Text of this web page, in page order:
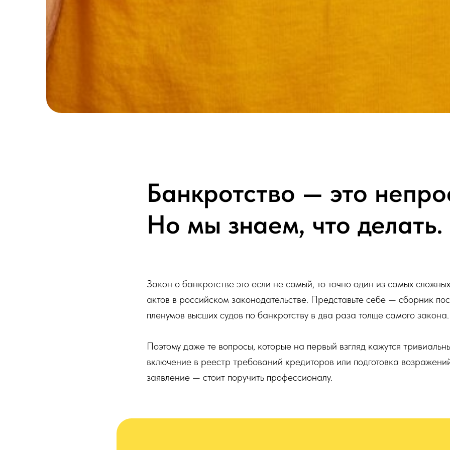
Банкротство — это
Но мы знаем, что делать.
Закон о банкротстве это если не самый, то точно один из самых
актов в российском законодательстве. Представьте себе — сборник
пленумов высших судов по банкротству в два раза толще самого закона.
Поэтому даже те вопросы, которые на первый взгляд кажутся
включение в реестр требований кредиторов или подготовка
заявление — стоит поручить профессионалу.